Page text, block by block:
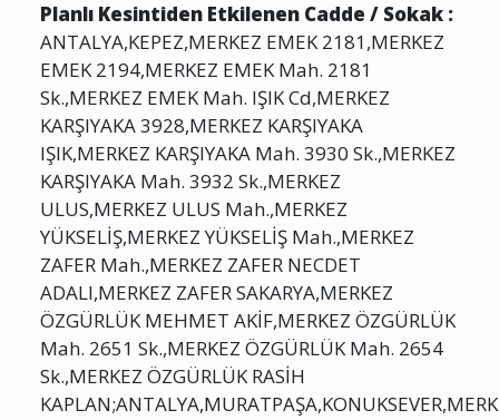
Planlı Kesintiden Etkilenen Cadde / Sokak :
ANTALYA,KEPEZ,MERKEZ EMEK 2181,MERKEZ
EMEK 2194,MERKEZ EMEK Mah. 2181
Sk.,MERKEZ EMEK Mah. IŞIK Cd,MERKEZ
KARŞIYAKA 3928,MERKEZ KARŞIYAKA
IŞIK,MERKEZ KARŞIYAKA Mah. 3930 Sk.,MERKEZ
KARŞIYAKA Mah. 3932 Sk.,MERKEZ
ULUS,MERKEZ ULUS Mah.,MERKEZ
YÜKSELİŞ,MERKEZ YÜKSELİŞ Mah.,MERKEZ
ZAFER Mah.,MERKEZ ZAFER NECDET
ADALI,MERKEZ ZAFER SAKARYA,MERKEZ
ÖZGÜRLÜK MEHMET AKİF,MERKEZ ÖZGÜRLÜK
Mah. 2651 Sk.,MERKEZ ÖZGÜRLÜK Mah. 2654
Sk.,MERKEZ ÖZGÜRLÜK RASİH